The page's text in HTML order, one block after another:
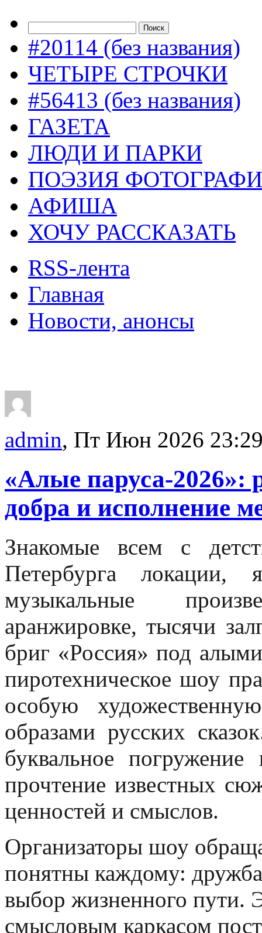
#20114 (без названия)
ЧЕТЫРЕ СТРОЧКИ
#56413 (без названия)
ГАЗЕТА
ЛЮДИ И ПАРКИ
ПОЭЗИЯ
АФИША
ХОЧУ РАССКАЗАТЬ
RSS-лента
Главная
Новости, анонсы
admin, Пт Июн 2026
«Алые паруса-2026»:
добра и исполнение
Знакомые всем с
Петербурга локации,
музыкальные
аранжировке, тысячи
бриг «Россия» под
пиротехническое шоу
особую
образами русских
буквальное
прочтение известных
ценностей и смыслов.
Организаторы шоу
понятны каждому:
выбор жизненного пути.
смысловым каркасом